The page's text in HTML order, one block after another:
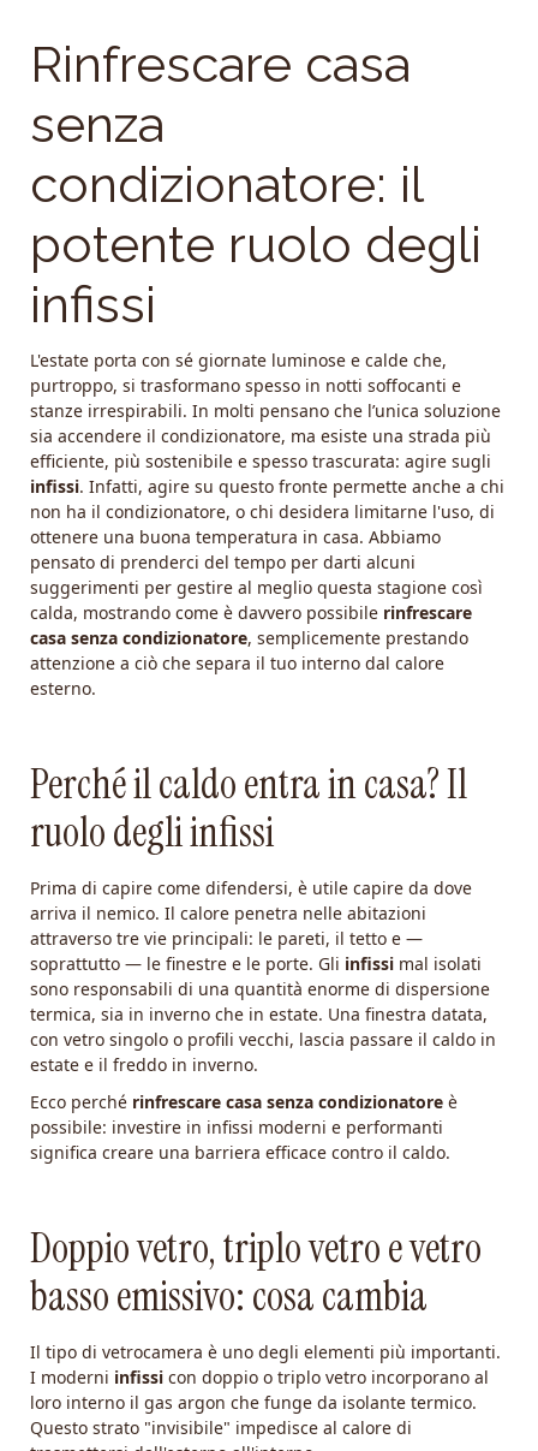
Rinfrescare casa
senza
condizionatore: il
potente ruolo degli
infissi
L'estate porta con sé giornate luminose e calde che,
purtroppo, si trasformano spesso in notti soffocanti e
stanze irrespirabili. In molti pensano che l’unica soluzione
sia accendere il condizionatore, ma esiste una strada più
efficiente, più sostenibile e spesso trascurata: agire sugli
infissi. Infatti, agire su questo fronte permette anche a chi
non ha il condizionatore, o chi desidera limitarne l'uso, di
ottenere una buona temperatura in casa. Abbiamo
pensato di prenderci del tempo per darti alcuni
suggerimenti per gestire al meglio questa stagione così
calda, mostrando come è davvero possibile rinfrescare
casa senza condizionatore, semplicemente prestando
attenzione a ciò che separa il tuo interno dal calore
esterno.
Perché il caldo entra in casa? Il
ruolo degli infissi
Prima di capire come difendersi, è utile capire da dove
arriva il nemico. Il calore penetra nelle abitazioni
attraverso tre vie principali: le pareti, il tetto e —
soprattutto — le finestre e le porte. Gli infissi mal isolati
sono responsabili di una quantità enorme di dispersione
termica, sia in inverno che in estate. Una finestra datata,
con vetro singolo o profili vecchi, lascia passare il caldo in
estate e il freddo in inverno.
Ecco perché rinfrescare casa senza condizionatore è
possibile: investire in infissi moderni e performanti
significa creare una barriera efficace contro il caldo.
Doppio vetro, triplo vetro e vetro
basso emissivo: cosa cambia
Il tipo di vetrocamera è uno degli elementi più importanti.
I moderni infissi con doppio o triplo vetro incorporano al
loro interno il gas argon che funge da isolante termico.
Questo strato "invisibile" impedisce al calore di